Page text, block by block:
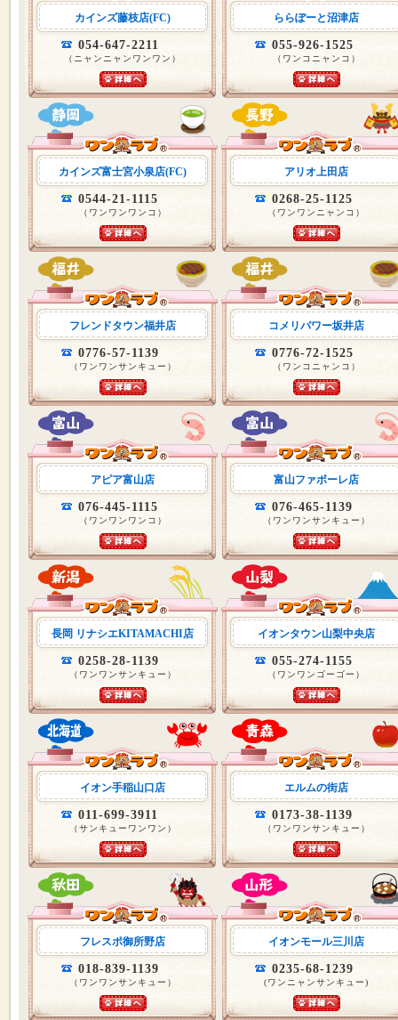
カインズ藤枝店(FC)
054-647-2211
（ニャンニャンワンワン）
ららぽーと沼津店
055-926-1525
（ワンコニャンコ）
カインズ富士宮小泉店(FC)
0544-21-1115
（ワンワンワンコ）
アリオ上田店
0268-25-1125
（ワンワンニャンコ）
フレンドタウン福井店
0776-57-1139
（ワンワンサンキュー）
コメリパワー坂井店
0776-72-1525
（ワンコニャンコ）
アピア富山店
076-445-1115
（ワンワンワンコ）
富山ファボーレ店
076-465-1139
（ワンワンサンキュー）
長岡 リナシエKITAMACHI店
0258-28-1139
（ワンワンサンキュー）
イオンタウン山梨中央店
055-274-1155
（ワンワンゴーゴー）
イオン手稲山口店
011-699-3911
（サンキューワンワン）
エルムの街店
0173-38-1139
（ワンワンサンキュー）
フレスポ御所野店
018-839-1139
（ワンワンサンキュー）
イオンモール三川店
0235-68-1239
(ワンニャンサンキュー)